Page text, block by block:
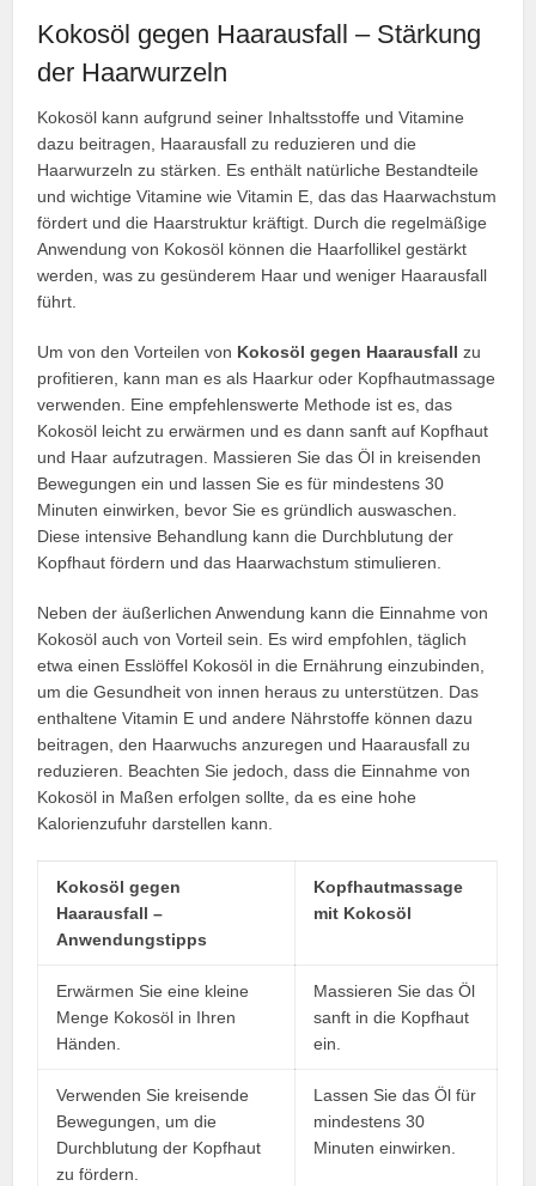
Kokosöl gegen Haarausfall – Stärkung
der Haarwurzeln
Kokosöl kann aufgrund seiner Inhaltsstoffe und Vitamine
dazu beitragen, Haarausfall zu reduzieren und die
Haarwurzeln zu stärken. Es enthält natürliche Bestandteile
und wichtige Vitamine wie Vitamin E, das das Haarwachstum
fördert und die Haarstruktur kräftigt. Durch die regelmäßige
Anwendung von Kokosöl können die Haarfollikel gestärkt
werden, was zu gesünderem Haar und weniger Haarausfall
führt.
Um von den Vorteilen von Kokosöl gegen Haarausfall zu
profitieren, kann man es als Haarkur oder Kopfhautmassage
verwenden. Eine empfehlenswerte Methode ist es, das
Kokosöl leicht zu erwärmen und es dann sanft auf Kopfhaut
und Haar aufzutragen. Massieren Sie das Öl in kreisenden
Bewegungen ein und lassen Sie es für mindestens 30
Minuten einwirken, bevor Sie es gründlich auswaschen.
Diese intensive Behandlung kann die Durchblutung der
Kopfhaut fördern und das Haarwachstum stimulieren.
Neben der äußerlichen Anwendung kann die Einnahme von
Kokosöl auch von Vorteil sein. Es wird empfohlen, täglich
etwa einen Esslöffel Kokosöl in die Ernährung einzubinden,
um die Gesundheit von innen heraus zu unterstützen. Das
enthaltene Vitamin E und andere Nährstoffe können dazu
beitragen, den Haarwuchs anzuregen und Haarausfall zu
reduzieren. Beachten Sie jedoch, dass die Einnahme von
Kokosöl in Maßen erfolgen sollte, da es eine hohe
Kalorienzufuhr darstellen kann.
Kokosöl gegen
Haarausfall –
Anwendungstipps
Kopfhautmassage
mit Kokosöl
Erwärmen Sie eine kleine
Menge Kokosöl in Ihren
Händen.
Massieren Sie das Öl
sanft in die Kopfhaut
ein.
Verwenden Sie kreisende
Bewegungen, um die
Durchblutung der Kopfhaut
zu fördern.
Lassen Sie das Öl für
mindestens 30
Minuten einwirken.